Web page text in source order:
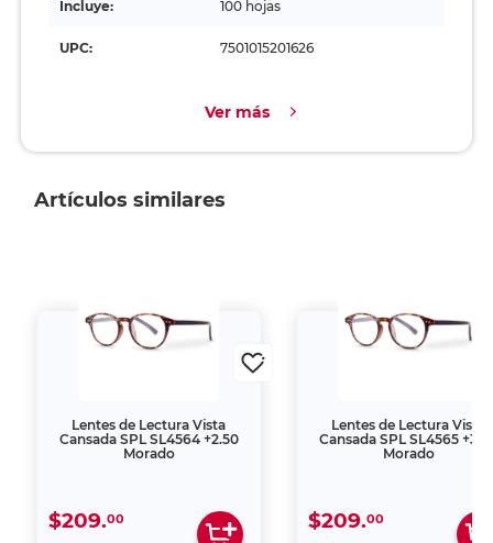
Incluye: 100 hojas
UPC: 7501015201626
Ver más
Artículos similares
Lentes de Lectura Vista
Cansada SPL SL4564 +2.50
Morado
$209.00
Lentes de Lectura Vista
Cansada SPL SL4565
Morado
$209.00